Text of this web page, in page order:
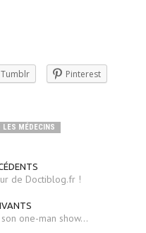
Tumblr
Pinterest
LES MÉDECINS
de Doctiblog.fr !
one-man show...